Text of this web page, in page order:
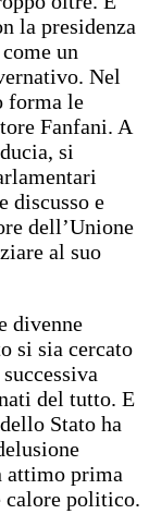
la presidenza
un
Nel
forma le
Fanfani. A
si
discusso e
dell’Unione
al suo
divenne
si sia cercato
del tutto. E
Stato ha
attimo prima
calore politico.